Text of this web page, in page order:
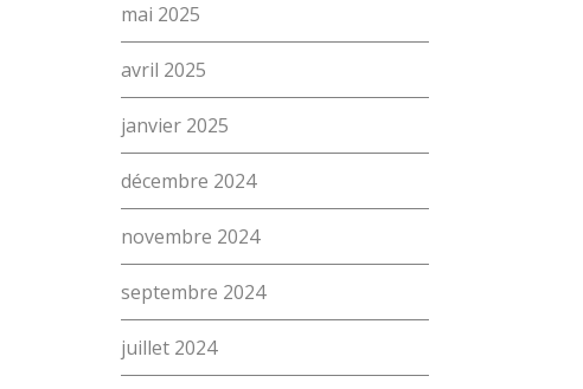
mai 2025
avril 2025
janvier 2025
décembre 2024
novembre 2024
septembre 2024
juillet 2024